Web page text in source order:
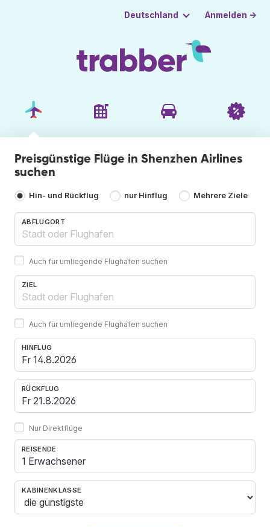
Deutschland Anmelden →
Preisgünstige Flüge in Shenzhen Airlines
suchen
Hin- und Rückflug nur Hinflug Mehrere Ziele
ABFLUGORT
Auch für umliegende Flughäfen suchen
ZIEL
Auch für umliegende Flughäfen suchen
HINFLUG
RÜCKFLUG
Nur Direktflüge
REISENDE
1 Erwachsener
KABINENKLASSE